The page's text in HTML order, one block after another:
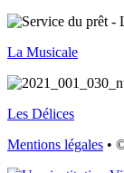
La Musicale
Les Délices
Mentions légales •